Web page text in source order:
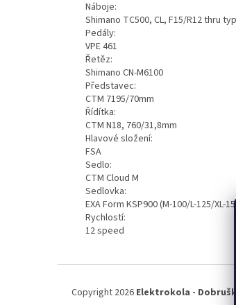
Náboje:
Shimano TC500, CL, F15/R12 thru
Pedály:
VPE 461
Řetěz:
Shimano CN-M6100
Představec:
CTM 7195/70mm
Řídítka:
CTM N18, 760/31,8mm
Hlavové složení:
FSA
Sedlo:
CTM Cloud M
Sedlovka:
EXA Form KSP900 (M-100/L-125/XL-
Rychlostí:
12 speed
Copyright 2026 Elektrokola - Dobruška